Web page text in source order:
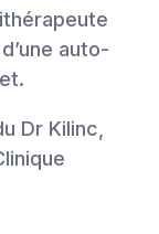
auto-
Dr Kilinc,